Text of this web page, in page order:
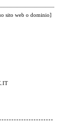
sito web o dominio]